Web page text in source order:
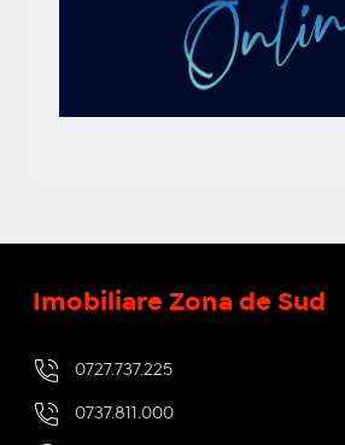
Imobiliare Zona de Sud
0727.737.225
0737.811.000